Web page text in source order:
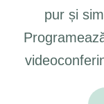
pur și